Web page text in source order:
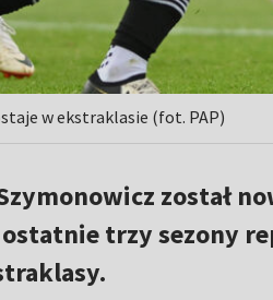
w ekstraklasie (fot. PAP)
został
ostatnie trzy sezony